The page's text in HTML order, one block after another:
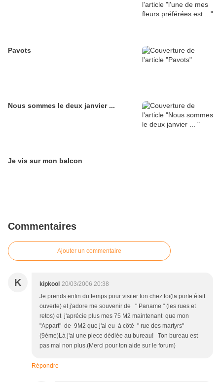
Pavots
Nous sommes le deux janvier ...
Je vis sur mon balcon
Commentaires
Ajouter un commentaire
K kipkool 20/03/2006 20:38
Je prends enfin du temps pour visiter ton chez toi(la porte était
ouverte) et j'adore me souvenir de " Paname " (les rues et
retos) et j'aprécie plus mes 75 M2 maintenant que mon
"Appart" de 9M2 que j'ai eu à côté " rue des martyrs"
(9ème)Là j'ai une piece dédiée au bureau! Ton bureau est
pas mal non plus.(Merci pour ton aide sur le forum)
Répondre